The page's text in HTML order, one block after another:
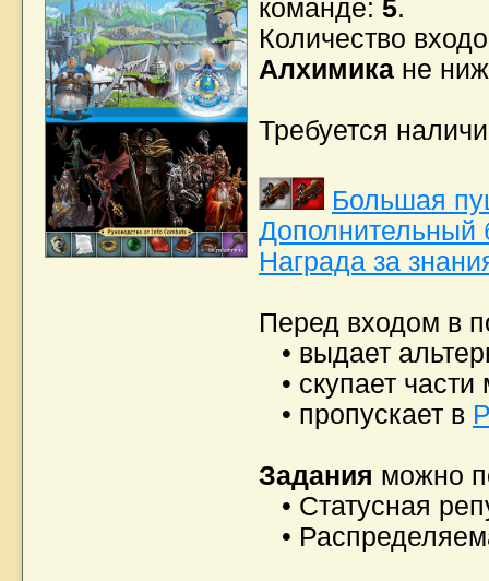
команде: 5.
Количество
Алхимика не
Требуется
Большая
Дополнительный
Награда за
Перед входом в
• выдает
• скупает
• пропускает в
Задания можно
• Статусная
•